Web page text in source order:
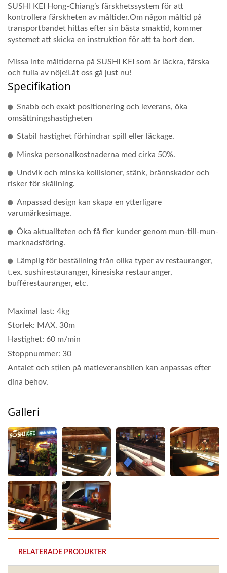
SUSHI KEI Hong-Chiang’s färskhetssystem för att
kontrollera färskheten av måltider.Om någon måltid på
transportbandet hittas efter sin bästa smaktid, kommer
systemet att skicka en instruktion för att ta bort den.
Missa inte måltiderna på SUSHI KEI som är läckra, färska
och fulla av nöje!Låt oss gå just nu!
Specifikation
Snabb och exakt positionering och leverans, öka
omsättningshastigheten
Stabil hastighet förhindrar spill eller läckage.
Minska personalkostnaderna med cirka 50%.
Undvik och minska kollisioner, stänk, brännskador och
risker för skållning.
Anpassad design kan skapa en ytterligare
varumärkesimage.
Öka aktualiteten och få fler kunder genom mun-till-mun-
marknadsföring.
Lämplig för beställning från olika typer av restauranger,
t.ex. sushirestauranger, kinesiska restauranger,
bufférestauranger, etc.
Maximal last: 4kg
Storlek: MAX. 30m
Hastighet: 60 m/min
Stoppnummer: 30
Antalet och stilen på matleveransbilen kan anpassas efter
dina behov.
Galleri
RELATERADE PRODUKTER